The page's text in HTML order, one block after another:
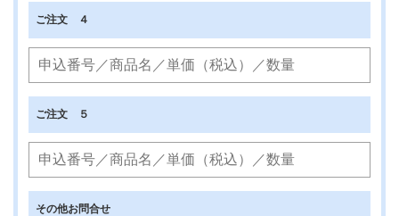
ご注文 ４
ご注文 ５
その他お問合せ